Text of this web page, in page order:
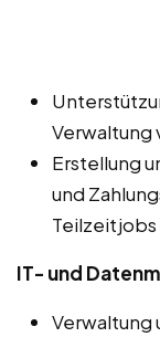
Verwaltung
Erstellung
und
Teilzeitjobs
IT- und
Verwaltung